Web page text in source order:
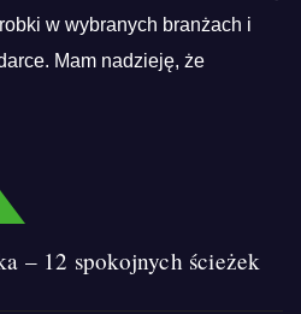
w wybranych branżach i
Mam nadzieję, że
– 12 spokojnych ścieżek